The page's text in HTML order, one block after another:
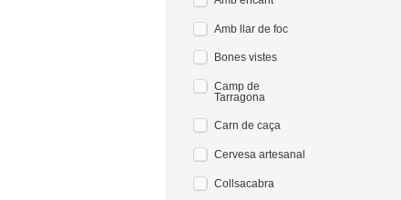
Amb llar de foc
Bones vistes
Camp de
Tarragona
Carn de caça
Cervesa artesanal
Collsacabra